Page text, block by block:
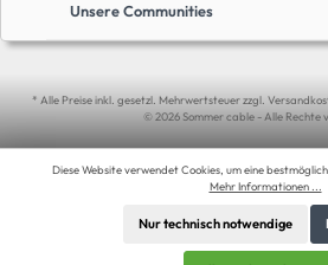
Unsere Communities
* Alle Preise inkl. gesetzl. Mehrwertsteuer zzgl.
© 2026 Sommer cable - Alle Rechte
Diese Website verwendet Cookies, um eine
Mehr Informationen ...
Nur technisch notwendige